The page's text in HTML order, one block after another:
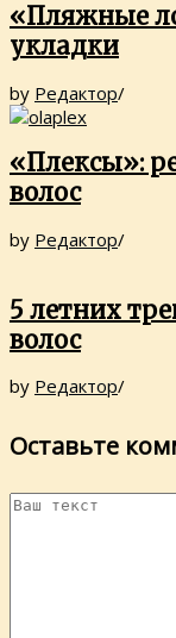
«Пляжные
укладки
by Редактор/
«Плексы»:
волос
by Редактор/
5 летних
волос
by Редактор/
Оставьте